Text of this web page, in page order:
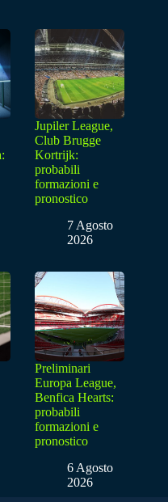
Jupiler League,
Club Brugge
Kortrijk:
probabili
formazioni e
pronostico
7 Agosto
2026
Preliminari
Europa League,
Benfica Hearts:
probabili
formazioni e
pronostico
6 Agosto
2026